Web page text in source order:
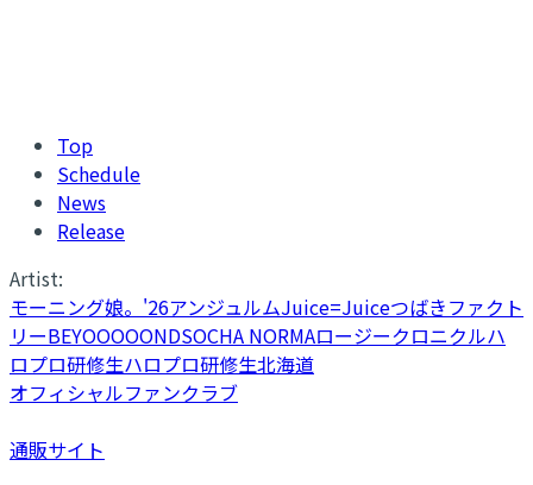
Top
Schedule
News
Release
Artist:
モーニング娘。'26アンジュルムJuice=Juiceつばきファクト
リーBEYOOOOONDSOCHA NORMAロージークロニクルハ
ロプロ研修生ハロプロ研修生北海道
オフィシャルファンクラブ
通販サイト